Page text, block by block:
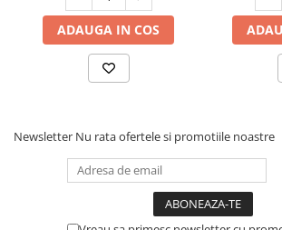
ADAUGA IN COS
Newsletter Nu rata ofertele si promotiile noastre